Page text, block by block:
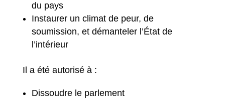
du pays
Instaurer un climat de peur, de
soumission, et démanteler l’État de
l’intérieur
Il a été autorisé à :
Dissoudre le parlement